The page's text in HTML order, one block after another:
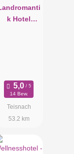
k Hotel
14 Bew.
Teisnach
53.2 km